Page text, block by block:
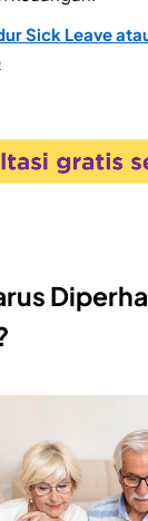
Sick Leave